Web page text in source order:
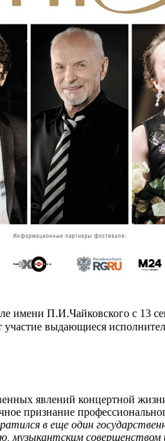
имени П.И.Чайковского с 13
участие выдающиеся
явлений концертной
признание
в еще один
музыкантским